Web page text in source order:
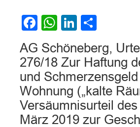
Facebook
WhatsApp
LinkedIn
AG Schöneberg,
276/18 Zur Haftung
und
Wohnung („kalte
Versäumnisurteil
März 2019 zur